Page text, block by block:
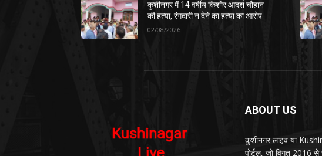
कुशीनगर में 14 वर्षीय किशोर आदर्श चौहान
की हत्या, रंगदारी न देने का हत्या का आरोप
02/08/2026
ABOUT US
कुशीनगर लाइव या
पोर्टल, जो विगत 2016